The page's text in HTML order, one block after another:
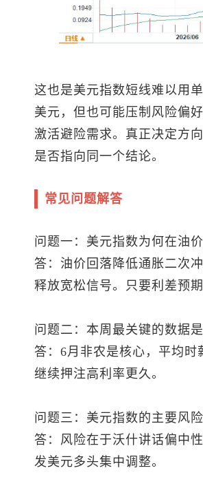
这也是美元指数短线难以用
美元，但也可能压制风险偏
激活避险需求。真正决定方
是否指向同一个结论。
常见问题解答
问题一： 美元指数为何在油
答：油价回落降低通胀二次
释放宽松信号。只要利差预
问题二：本周最关键的数据是
答：6月非农是核心，平均
继续押注高利率更久。
问题三： 美元指数 的主要风
答：风险在于沃什讲话偏中
发美元多头集中调整。